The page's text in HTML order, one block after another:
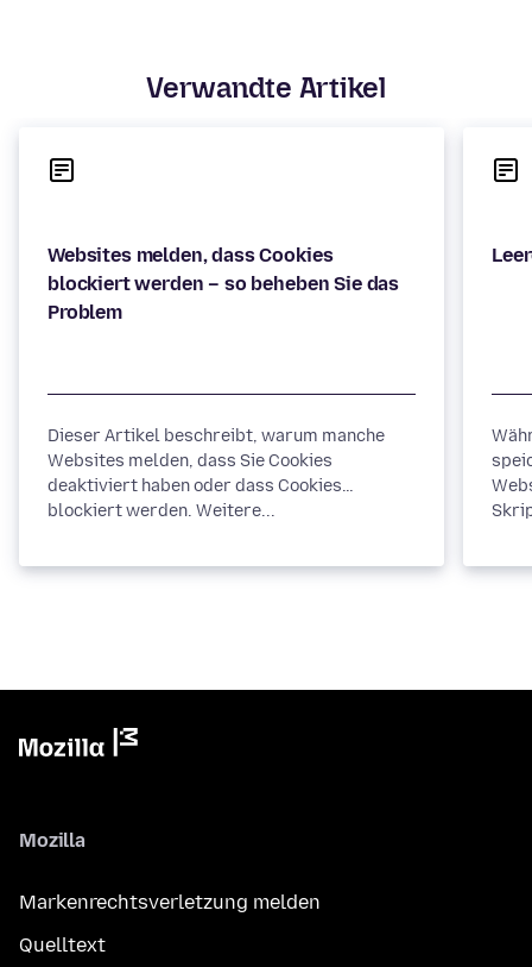
Verwandte Artikel
Websites melden, dass Cookies
blockiert werden – so beheben Sie das
Problem
Dieser Artikel beschreibt, warum manche
Websites melden, dass Sie Cookies
deaktiviert haben oder dass Cookies
blockiert werden. Weitere...
Mozilla
Markenrechtsverletzung melden
Quelltext